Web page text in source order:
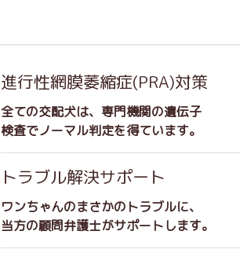
進行性網膜萎縮症(PRA)対策
全ての交配犬は、専門機関の遺伝子
検査でノーマル判定を得ています。
トラブル解決サポート
ワンちゃんのまさかのトラブルに、
当方の顧問弁護士がサポートします。